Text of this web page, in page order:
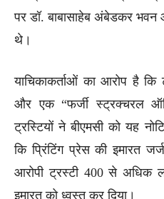
पर डॉ. बाबासाहेब अंबेडकर
थे।
याचिकाकर्ताओं का आरोप है
और एक “फर्जी स्ट्रक्चरल
ट्रस्टियों ने बीएमसी को यह
कि प्रिंटिंग प्रेस की इमारत
आरोपी ट्रस्टी 400 से अधिक
इमारत को ध्वस्त कर दिया।